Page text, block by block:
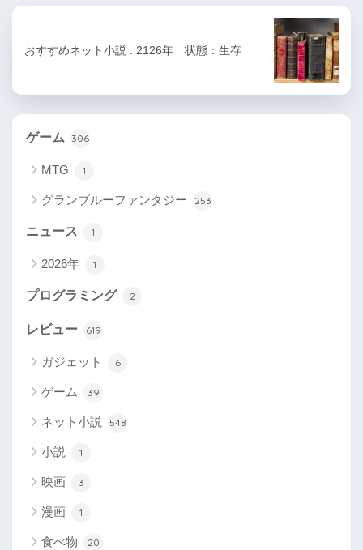
おすすめネット小説 : 2126年 状態：生存
ゲーム 306
MTG 1
グランブルーファンタジー 253
ニュース 1
2026年 1
プログラミング 2
レビュー 619
ガジェット 6
ゲーム 39
ネット小説 548
小説 1
映画 3
漫画 1
食べ物 20